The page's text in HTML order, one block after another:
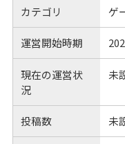
カテゴリ ゲ
運営開始時期
現在の運営状
況
未
投稿数 未